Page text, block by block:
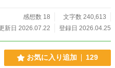
感想数 18
文字数 240,613
新日 2026.07.22
登録日 2026.04.25
お気に入り追加 129